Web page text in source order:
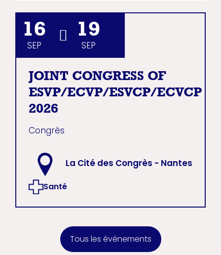
19
SEP
16
SEP
JOINT CONGRESS OF
ESVP/ECVP/ESVCP/ECVCP
2026
Congrès
La Cité des Congrès - Nantes
Santé
Tous les évènements